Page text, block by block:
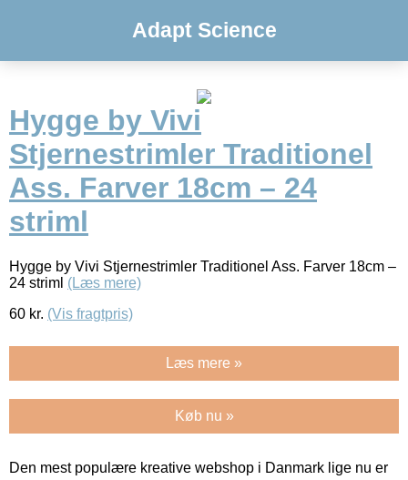
Adapt Science
Hygge by Vivi
Stjernestrimler Traditionel
Ass. Farver 18cm – 24
striml
Hygge by Vivi Stjernestrimler Traditionel Ass. Farver 18cm –
24 striml (Læs mere)
60 kr. (Vis fragtpris)
Læs mere »
Køb nu »
Den mest populære kreative webshop i Danmark lige nu er